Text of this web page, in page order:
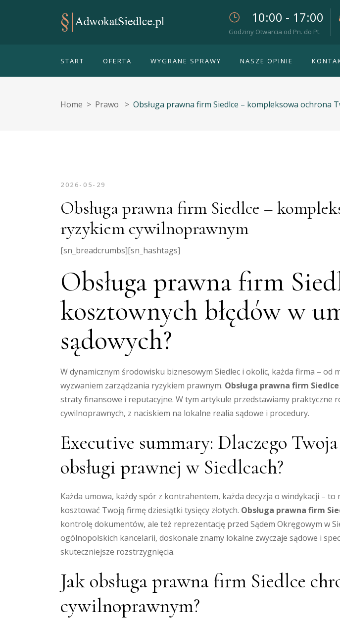
10:00 - 17:00
Godziny Otwarcia od Pn. do Pt.
START OFERTA WYGRANE SPRAWY NASZE OPINIE
Home > Prawo > Obsługa prawna firm Siedlce – kompleksowa ochrona
2026-05-29
Obsługa prawna firm Siedlce –
ryzykiem cywilnoprawnym
[sn_breadcrumbs][sn_hashtags]
Obsługa prawna firm
kosztownych błędów w
sądowych?
W dynamicznym środowisku biznesowym Siedlec i okolic, każda firma –
wyzwaniem zarządzania ryzykiem prawnym. Obsługa prawna firm Siedlce
straty finansowe i reputacyjne. W tym artykule przedstawiamy praktyczne
cywilnoprawnych, z naciskiem na lokalne realia sądowe i procedury.
Executive summary: Dlaczego
obsługi prawnej w Siedlcach?
Każda umowa, każdy spór z kontrahentem, każda decyzja o windykacji –
kosztować Twoją firmę dziesiątki tysięcy złotych. Obsługa prawna firm
kontrolę dokumentów, ale też reprezentację przed Sądem Okręgowym w
ogólnopolskich kancelarii, doskonale znamy lokalne zwyczaje sądowe i
skuteczniejsze rozstrzygnięcia.
Jak obsługa prawna firm Siedlce
cywilnoprawnym?